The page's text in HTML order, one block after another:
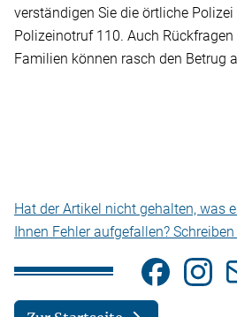
verständigen Sie die örtliche
Polizeinotruf 110. Auch Rückfragen
Familien können rasch den Betrug
Hat der Artikel nicht gehalten, was
Ihnen Fehler aufgefallen?